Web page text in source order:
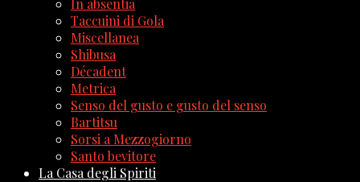
In absentia
Taccuini di Gola
Miscellanea
Shibusa
Décadent
Metrica
Senso del gusto e gusto del senso
Bartitsu
Sorsi a Mezzogiorno
Santo bevitore
La Casa degli Spiriti